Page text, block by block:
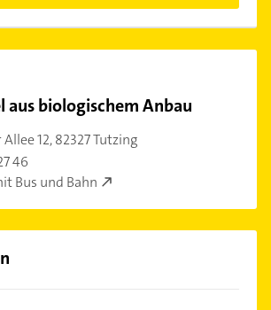
aus biologischem Anbau
12,82327 Tutzing
46
Bus und Bahn